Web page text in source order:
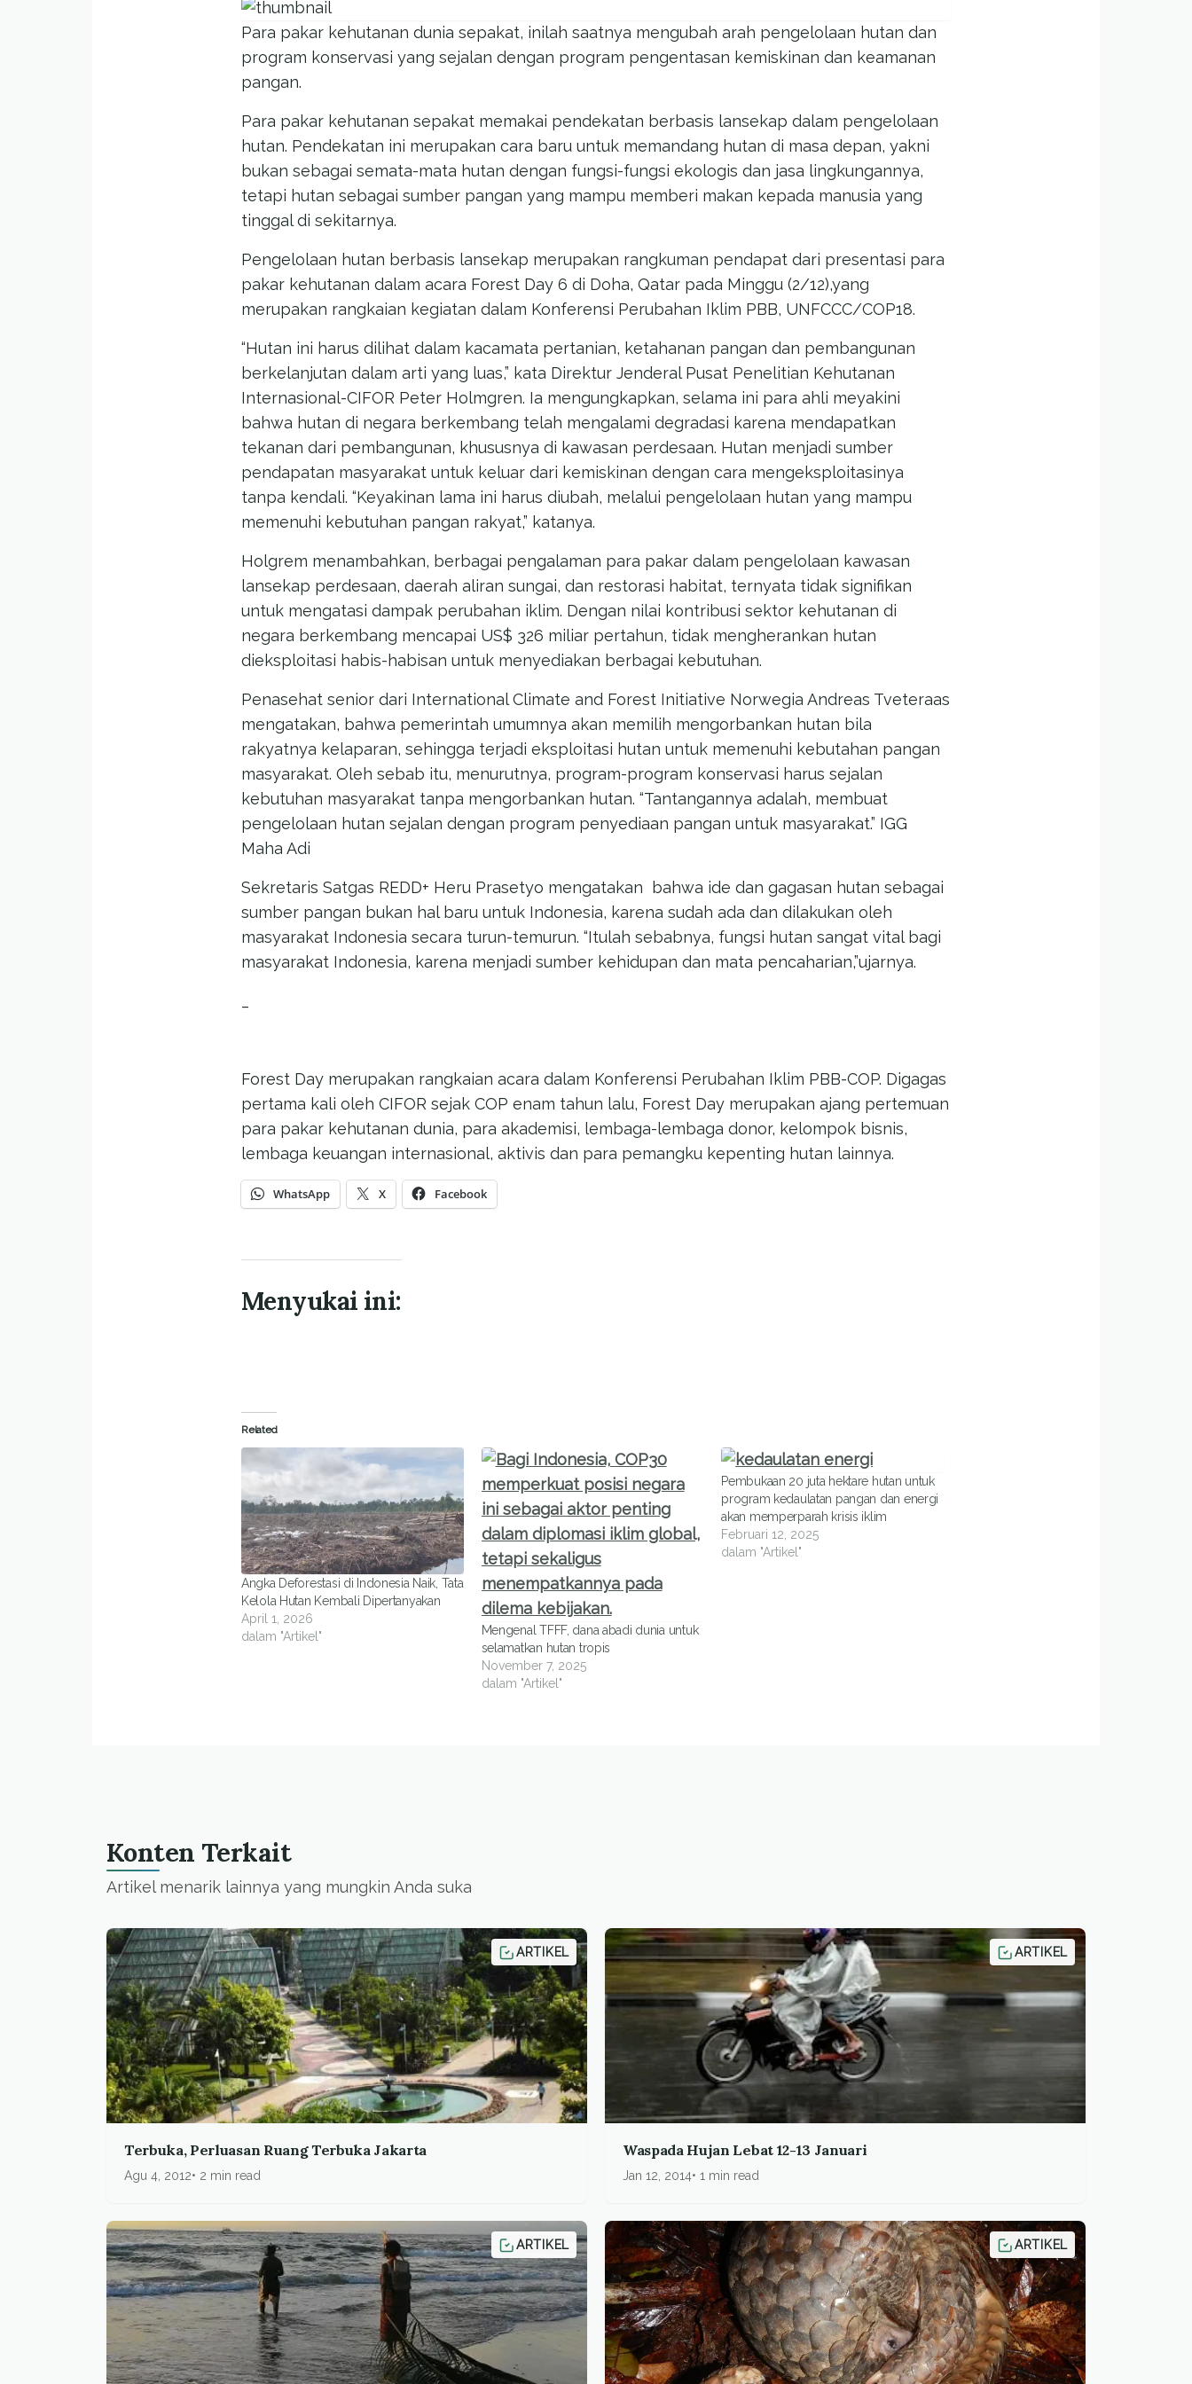
Para pakar kehutanan dunia sepakat, inilah saatnya mengubah arah pengelolaan hutan dan
program konservasi yang sejalan dengan program pengentasan kemiskinan dan keamanan
pangan.
Para pakar kehutanan sepakat memakai pendekatan berbasis lansekap dalam pengelolaan
hutan. Pendekatan ini merupakan cara baru untuk memandang hutan di masa depan, yakni
bukan sebagai semata-mata hutan dengan fungsi-fungsi ekologis dan jasa lingkungannya,
tetapi hutan sebagai sumber pangan yang mampu memberi makan kepada manusia yang
tinggal di sekitarnya.
Pengelolaan hutan berbasis lansekap merupakan rangkuman pendapat dari presentasi para
pakar kehutanan dalam acara Forest Day 6 di Doha, Qatar pada Minggu (2/12),yang
merupakan rangkaian kegiatan dalam Konferensi Perubahan Iklim PBB, UNFCCC/COP18.
“Hutan ini harus dilihat dalam kacamata pertanian, ketahanan pangan dan pembangunan
berkelanjutan dalam arti yang luas,” kata Direktur Jenderal Pusat Penelitian Kehutanan
Internasional-CIFOR Peter Holmgren. Ia mengungkapkan, selama ini para ahli meyakini
bahwa hutan di negara berkembang telah mengalami degradasi karena mendapatkan
tekanan dari pembangunan, khususnya di kawasan perdesaan. Hutan menjadi sumber
pendapatan masyarakat untuk keluar dari kemiskinan dengan cara mengeksploitasinya
tanpa kendali. “Keyakinan lama ini harus diubah, melalui pengelolaan hutan yang mampu
memenuhi kebutuhan pangan rakyat,” katanya.
Holgrem menambahkan, berbagai pengalaman para pakar dalam pengelolaan kawasan
lansekap perdesaan, daerah aliran sungai, dan restorasi habitat, ternyata tidak signifikan
untuk mengatasi dampak perubahan iklim. Dengan nilai kontribusi sektor kehutanan di
negara berkembang mencapai US$ 326 miliar pertahun, tidak mengherankan hutan
dieksploitasi habis-habisan untuk menyediakan berbagai kebutuhan.
Penasehat senior dari International Climate and Forest Initiative Norwegia Andreas Tveteraas
mengatakan, bahwa pemerintah umumnya akan memilih mengorbankan hutan bila
rakyatnya kelaparan, sehingga terjadi eksploitasi hutan untuk memenuhi kebutahan pangan
masyarakat. Oleh sebab itu, menurutnya, program-program konservasi harus sejalan
kebutuhan masyarakat tanpa mengorbankan hutan. “Tantangannya adalah, membuat
pengelolaan hutan sejalan dengan program penyediaan pangan untuk masyarakat.” IGG
Maha Adi
Sekretaris Satgas REDD+ Heru Prasetyo mengatakan bahwa ide dan gagasan hutan sebagai
sumber pangan bukan hal baru untuk Indonesia, karena sudah ada dan dilakukan oleh
masyarakat Indonesia secara turun-temurun. “Itulah sebabnya, fungsi hutan sangat vital bagi
masyarakat Indonesia, karena menjadi sumber kehidupan dan mata pencaharian,”ujarnya.
Forest Day merupakan rangkaian acara dalam Konferensi Perubahan Iklim PBB-COP. Digagas
pertama kali oleh CIFOR sejak COP enam tahun lalu, Forest Day merupakan ajang pertemuan
para pakar kehutanan dunia, para akademisi, lembaga-lembaga donor, kelompok bisnis,
lembaga keuangan internasional, aktivis dan para pemangku kepenting hutan lainnya.
WhatsApp X Facebook
Menyukai ini:
Related
Angka Deforestasi di Indonesia Naik, Tata
Kelola Hutan Kembali Dipertanyakan
April 1, 2026
dalam "Artikel"
Mengenal TFFF, dana abadi dunia untuk
selamatkan hutan tropis
November 7, 2025
dalam "Artikel"
Pembukaan 20 juta hektare hutan untuk
program kedaulatan pangan dan energi
akan memperparah krisis iklim
Februari 12, 2025
dalam "Artikel"
Konten Terkait
Artikel menarik lainnya yang mungkin Anda suka
ARTIKEL
Terbuka, Perluasan Ruang Terbuka Jakarta
Agu 4, 2012 2 min read
ARTIKEL
Waspada Hujan Lebat 12-13 Januari
Jan 12, 2014 1 min read
ARTIKEL ARTIKEL